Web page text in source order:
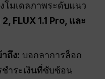
โมเดลภาพระดับแนว
FLUX 1.1 Pro, และ
ถึง: บอกลาการล็อก
ำระเงินที่ซับซ้อน